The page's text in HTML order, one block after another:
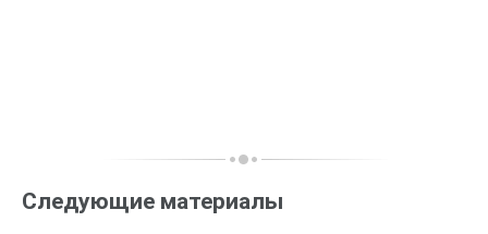
Следующие материалы